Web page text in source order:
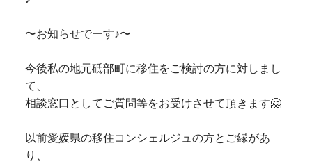
〜お知らせでーす♪〜
今後私の地元砥部町に移住をご検討の方に対しまし
て、
相談窓口としてご質問等をお受けさせて頂きます🤗
以前愛媛県の移住コンシェルジュの方とご縁があ
り、